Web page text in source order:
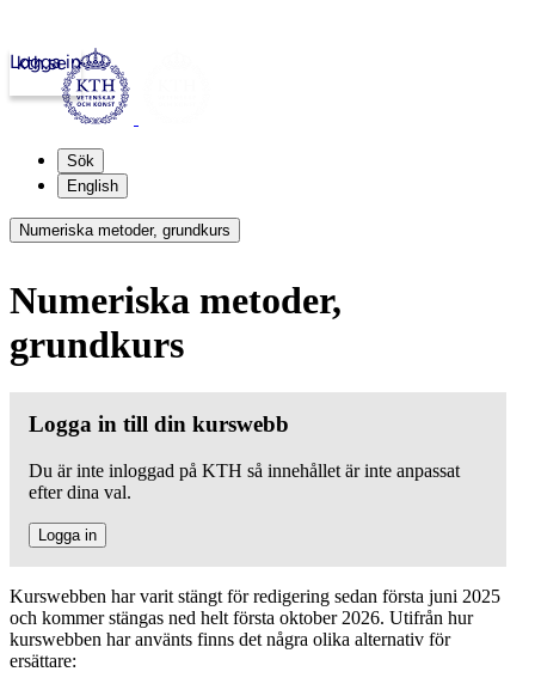
kth.se
Logga in
Sök
English
Numeriska metoder, grundkurs
Numeriska metoder,
grundkurs
Logga in till din kurswebb
Du är inte inloggad på KTH så innehållet är inte anpassat
efter dina val.
Logga in
Kurswebben har varit stängt för redigering sedan första juni 2025
och kommer stängas ned helt första oktober 2026. Utifrån hur
kurswebben har använts finns det några olika alternativ för
ersättare: